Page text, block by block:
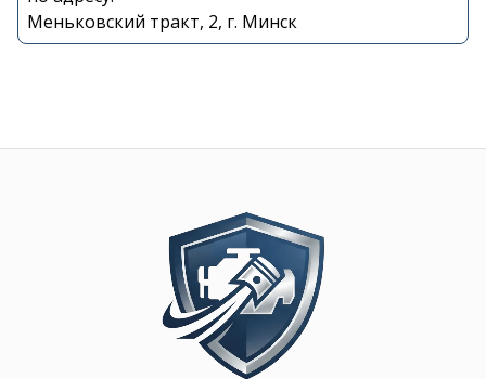
Меньковский тракт, 2, г. Минск
Image